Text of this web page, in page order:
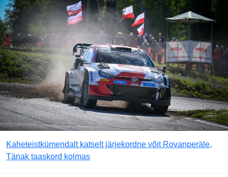
Kaheteistkümendalt katselt järjekordne võit Rovanperäle,
Tänak taaskord kolmas